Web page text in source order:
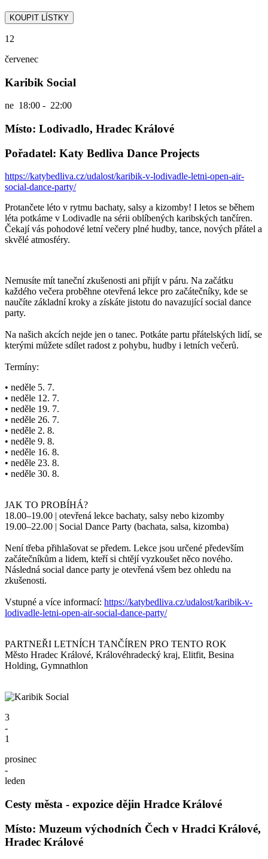
12
červenec
Karibik Social
ne 18:00 - 22:00
Místo: Lodivadlo, Hradec Králové
Pořadatel: Katy Bedliva Dance Projects
https://katybedliva.cz/udalost/karibik-v-lodivadle-letni-open-air-
social-dance-party/
Protančete léto v rytmu bachaty, salsy a kizomby! I letos se během
léta potkáme v Lodivadle na sérii oblíbených karibských tančíren.
Čekají vás pohodové letní večery plné hudby, tance, nových přátel a
skvělé atmosféry.
Nemusíte mít taneční zkušenosti ani přijít v páru. Na začátku
každého večera proběhne otevřená lekce pro začátečníky, kde se
naučíte základní kroky a získáte jistotu do navazující social dance
party.
Na našich akcích nejde jen o tanec. Potkáte partu přátelských lidí, se
kterými můžete sdílet radost z pohybu, hudby i letních večerů.
Termíny:
• neděle 5. 7.
• neděle 12. 7.
• neděle 19. 7.
• neděle 26. 7.
• neděle 2. 8.
• neděle 9. 8.
• neděle 16. 8.
• neděle 23. 8.
• neděle 30. 8.
JAK TO PROBÍHÁ?
18.00–19.00 | otevřená lekce bachaty, salsy nebo kizomby
19.00–22.00 | Social Dance Party (bachata, salsa, kizomba)
Není třeba přihlašovat se předem. Lekce jsou určené především
začátečníkům a lidem, kteří si chtějí vyzkoušet něco nového.
Následná social dance party je otevřená všem bez ohledu na
zkušenosti.
Vstupné a více informací: https://katybedliva.cz/udalost/karibik-v-
lodivadle-letni-open-air-social-dance-party/
PARTNEŘI LETNÍCH TANČÍREN PRO TENTO ROK
Město Hradec Králové, Královéhradecký kraj, Elitfit, Besina
Holding, Gymnathlon
3
-
1
prosinec
-
leden
Cesty města - expozice dějin Hradce Králové
Místo: Muzeum východních Čech v Hradci Králové,
Hradec Králové